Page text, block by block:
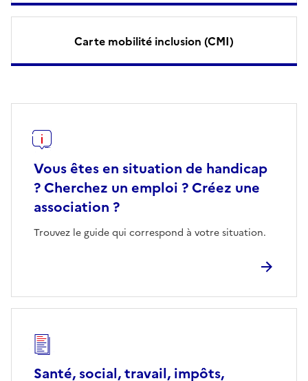
Carte mobilité inclusion (CMI)
Vous êtes en situation de handicap
? Cherchez un emploi ? Créez une
association ?
Trouvez le guide qui correspond à votre situation.
Santé, social, travail, impôts,